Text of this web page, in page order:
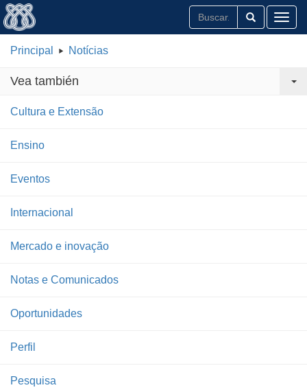
Principal Notícias
Vea también
Cultura e Extensão
Ensino
Eventos
Internacional
Mercado e inovação
Notas e Comunicados
Oportunidades
Perfil
Pesquisa